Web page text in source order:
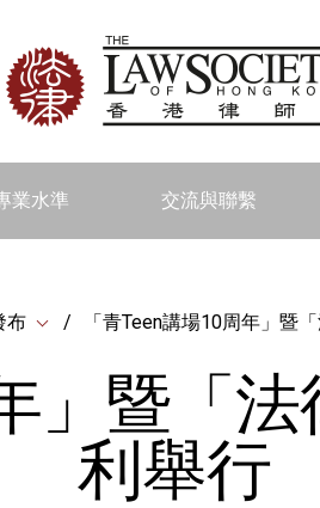
業水準 交流與聯繫
布 「青Teen講場10周年」暨
」暨「
利舉行